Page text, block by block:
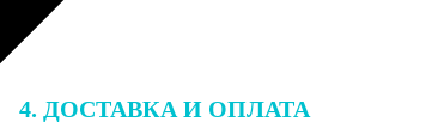
4. ДОСТАВКА И ОПЛАТА